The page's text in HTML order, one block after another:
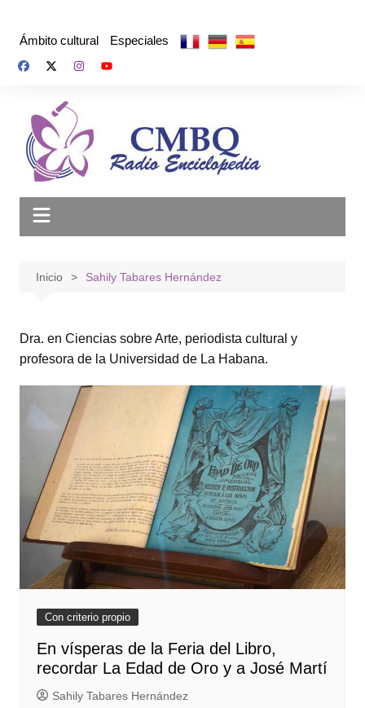
Ámbito cultural Especiales
Inicio Sahily Tabares Hernández
Dra. en Ciencias sobre Arte, periodista cultural y
profesora‍ de la Universidad de La Habana.
Con criterio propio
En vísperas de la Feria del Libro,
recordar La Edad de Oro y a José Martí
Sahily Tabares Hernández